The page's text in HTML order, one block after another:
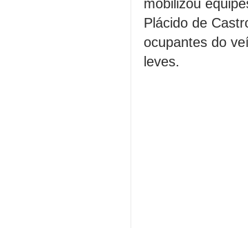
mobilizou
Plácido de
ocupantes do
leves.